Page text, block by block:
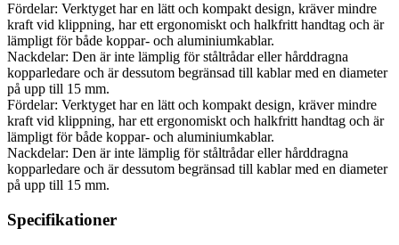
Fördelar: Verktyget har en lätt och kompakt design, kräver mindre
kraft vid klippning, har ett ergonomiskt och halkfritt handtag och är
lämpligt för både koppar- och aluminiumkablar.
Nackdelar: Den är inte lämplig för ståltrådar eller hårddragna
kopparledare och är dessutom begränsad till kablar med en diameter
på upp till 15 mm.
Fördelar: Verktyget har en lätt och kompakt design, kräver mindre
kraft vid klippning, har ett ergonomiskt och halkfritt handtag och är
lämpligt för både koppar- och aluminiumkablar.
Nackdelar: Den är inte lämplig för ståltrådar eller hårddragna
kopparledare och är dessutom begränsad till kablar med en diameter
på upp till 15 mm.
Specifikationer